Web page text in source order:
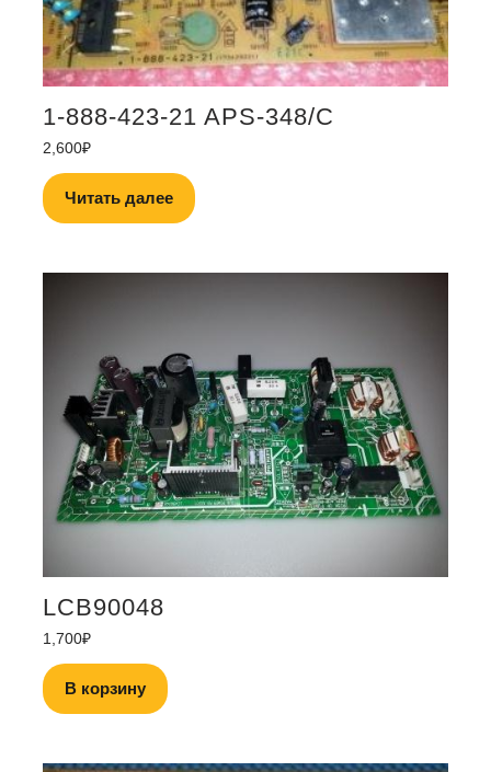
1-888-423-21 APS-348/C
2,600₽
Читать далее
LCB90048
1,700₽
В корзину